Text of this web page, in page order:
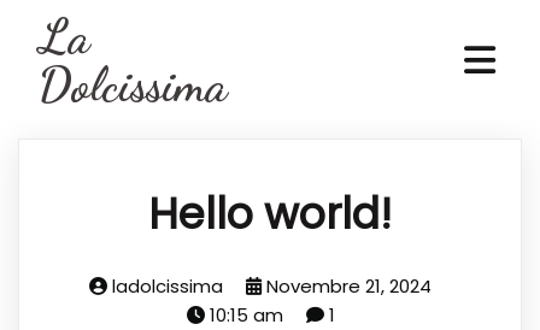
La
Dolcissima
Hello world!
ladolcissima
Novembre 21, 2024
10:15 am
1